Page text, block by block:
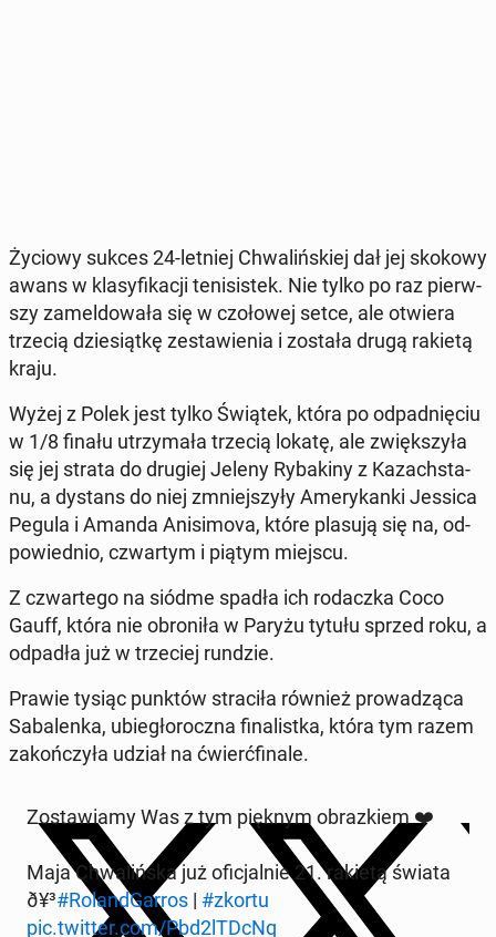
Życiowy sukces 24-letniej Chwa­liń­skiej dał jej skokowy
awans w kla­sy­fi­ka­cji te­ni­si­stek. Nie tylko po raz pierw­
szy za­mel­do­wa­ła się w czo­ło­wej setce, ale otwiera
trzecią dzie­siąt­kę ze­sta­wie­nia i została drugą rakietą
kraju.
Wyżej z Polek jest tylko Świątek, która po od­pad­nię­ciu
w 1/8 finału utrzy­ma­ła trzecią lokatę, ale zwięk­szy­ła
się jej strata do drugiej Jeleny Ry­ba­ki­ny z Ka­zach­sta­
nu, a dystans do niej zmniej­szy­ły Ame­ry­kan­ki Jessica
Pegula i Amanda Ani­si­mo­va, które plasują się na, od­
po­wied­nio, czwar­tym i piątym miejscu.
Z czwar­te­go na siódme spadła ich ro­dacz­ka Coco
Gauff, która nie obro­ni­ła w Paryżu tytułu sprzed roku, a
odpadła już w trze­ciej rundzie.
Prawie tysiąc punktów stra­ci­ła również pro­wa­dzą­ca
Sa­ba­len­ka, ubie­gło­rocz­na fi­na­list­ka, która tym razem
za­koń­czy­ła udział na ćwierć­fi­na­le.
Zo­sta­wia­my Was z tym pięknym ob­raz­kiem ❤️
Maja Chwa­liń­ska już ofi­cjal­nie 21. rakietą świata
ð¥³#Ro­land­Gar­ros | #zkortu
pic.twitter.com/Pbd2lTDcNq